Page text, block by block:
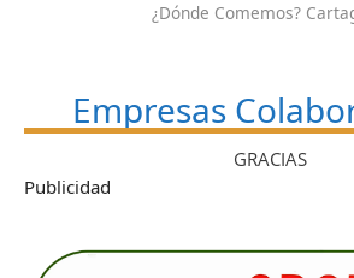
¿Dónde Comemos?
Empresas
GRACIAS
Publicidad